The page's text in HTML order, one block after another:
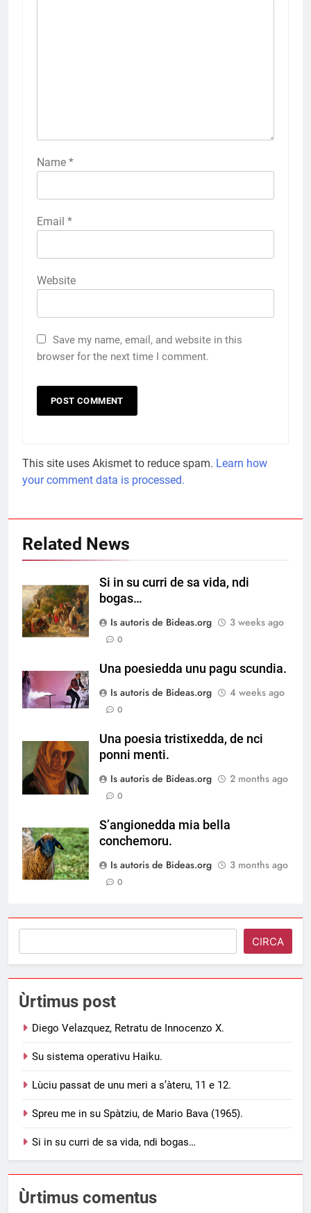
Name *
Email *
Website
Save my name, email, and website in this
browser for the next time I comment.
This site uses Akismet to reduce spam. Learn how
your comment data is processed.
Related News
Si in su curri de sa vida, ndi
bogas…
Is autoris de Bideas.org
3 weeks ago
0
Una poesiedda unu pagu scundia.
Is autoris de Bideas.org
4 weeks ago
0
Una poesia tristixedda, de nci
ponni menti.
Is autoris de Bideas.org
2 months ago
0
S’angionedda mia bella
conchemoru.
Is autoris de Bideas.org
3 months ago
0
CIRCA
Ùrtimus post
Diego Velazquez, Retratu de Innocenzo X.
Su sistema operativu Haiku.
Lùciu passat de unu meri a s’àteru, 11 e 12.
Spreu me in su Spàtziu, de Mario Bava (1965).
Si in su curri de sa vida, ndi bogas…
Ùrtimus comentus